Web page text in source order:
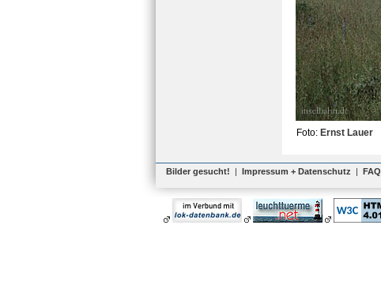
Foto: Ernst Lauer
Bilder gesucht! | Impressum + Datenschutz | FAQ